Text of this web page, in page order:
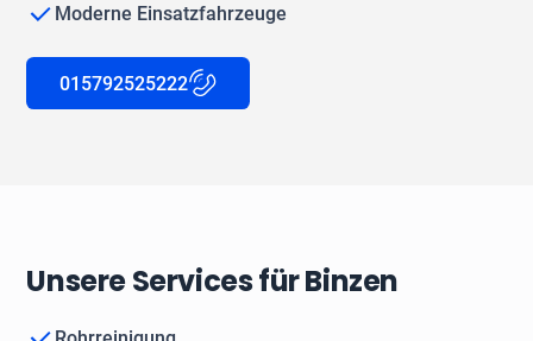
Moderne Einsatzfahrzeuge
015792525222
Unsere Services für Binzen